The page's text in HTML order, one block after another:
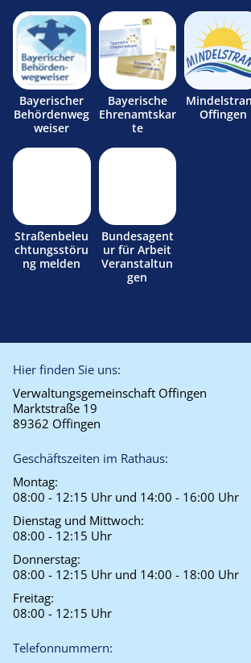
Bayerischer
Behördenweg
weiser
Bayerische
Ehrenamtskar
te
Offingen
Straßenbeleu
chtungsstöru
ng melden
Bundesagent
ur für Arbeit
Veranstaltun
gen
Hier finden Sie uns:
Verwaltungsgemeinschaft Offingen
Marktstraße 19
89362 Offingen
Geschäftszeiten im Rathaus:
Montag:
08:00 - 12:15 Uhr und 14:00 - 16:00 Uhr
Dienstag und Mittwoch:
08:00 - 12:15 Uhr
Donnerstag:
08:00 - 12:15 Uhr und 14:00 - 18:00 Uhr
Freitag:
08:00 - 12:15 Uhr
Telefonnummern: